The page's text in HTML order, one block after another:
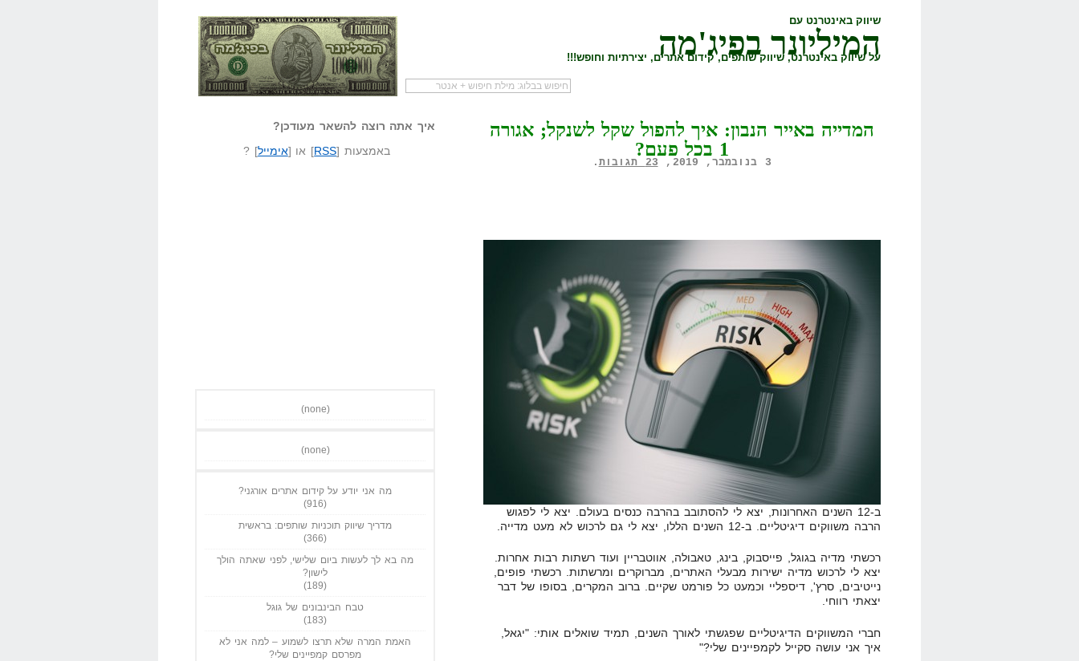
שיווק באינטרנט עם
המיליונר בפיג'מה
על שיווק באינטרנט, שיווק שותפים, קידום אתרים, יצירתיות וחופש!!!
שאל שאלה המיליונר בפיג'מה שיווק שותפים
לעמוד הראשי של
הבלוג
המדייה באייר הנבון: איך להפול שקל לשנקל; אגורה
1 בכל פעם?
3 בנובמבר, 2019, 23 תגובות .
ב-12 השנים האחרונות, יצא לי להסתובב בהרבה כנסים בעולם. יצא לי לפגוש
הרבה משווקים דיגיטליים. ב-12 השנים הללו, יצא לי גם לרכוש לא מעט מדייה.
רכשתי מדיה בגוגל, פייסבוק, בינג, טאבולה, אווטבריין ועוד רשתות רבות אחרות.
יצא לי לרכוש מדיה ישירות מבעלי האתרים, מברוקרים ומרשתות. רכשתי פופים,
נייטיבים, סרץ', דיספליי וכמעט כל פורמט שקיים. ברוב המקרים, בסופו של דבר
יצאתי רווחי.
חברי המשווקים הדיגיטליים שפגשתי לאורך השנים, תמיד שואלים אותי: "יגאל,
איך אני עושה סקייל לקמפיינים שלי?"
איך אתה רוצה להשאר מעודכן?
באמצעות [RSS] או [אימייל] ?
(none)
(none)
מה אני יודע על קידום אתרים אורגני?
(916)
מדריך שיווק תוכניות שותפים: בראשית
(366)
מה בא לך לעשות ביום שלישי, לפני שאתה הולך
לישון?
(189)
טבח הבינבונים של גוגל
(183)
האמת המרה שלא תרצו לשמוע – למה אני לא
מפרסם קמפיינים שלי?